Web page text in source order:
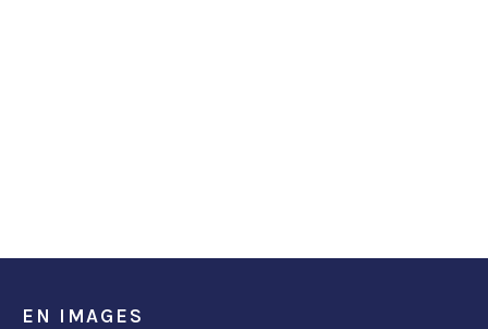
EN IMAGES